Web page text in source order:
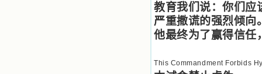
教育我们说：你们应
严重撒谎的强烈倾向
他最终为了赢得信任
This Commandment Forbids